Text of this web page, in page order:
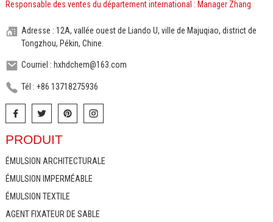
Responsable des ventes du département international : Manager Zhang
Adresse : 12A, vallée ouest de Liando U, ville de Majuqiao, district de
Tongzhou, Pékin, Chine.
Courriel : hxhdchem@163.com
Tél : +86 13718275936
PRODUIT
ÉMULSION ARCHITECTURALE
ÉMULSION IMPERMÉABLE
ÉMULSION TEXTILE
AGENT FIXATEUR DE SABLE